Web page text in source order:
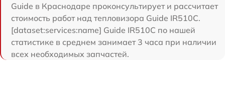
Guide в Краснодаре проконсультирует и рассчитает
стоимость работ над тепловизора Guide IR510C.
[dataset:services:name] Guide IR510C по нашей
статистике в среднем занимает 3 часа при наличии
всех необходимых запчастей.